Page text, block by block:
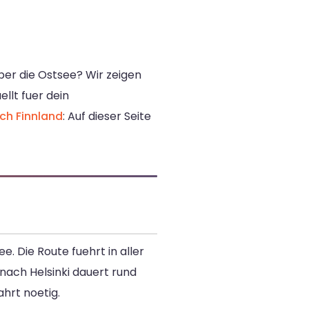
die Ostsee? Wir zeigen
fuer dein
Finnland: Auf dieser Seite
Die Route fuehrt in aller
Helsinki dauert rund
noetig.